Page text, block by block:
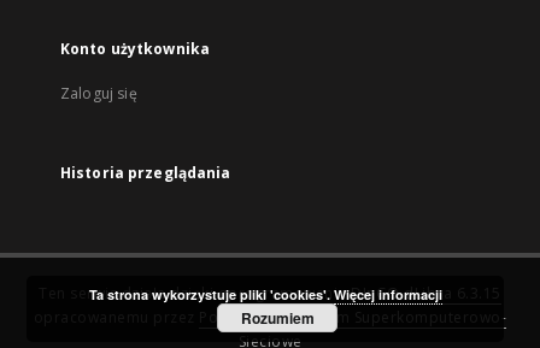
Konto użytkownika
Zaloguj się
Historia przeglądania
Ten serwis działa dzięki oprogramowaniuDInGO dLibra 6.3.15
Poznańskie Centrum Superkomputerowo-
Sieciowe
Ta strona wykorzystuje pliki 'cookies'. Więcej informacji
Rozumiem